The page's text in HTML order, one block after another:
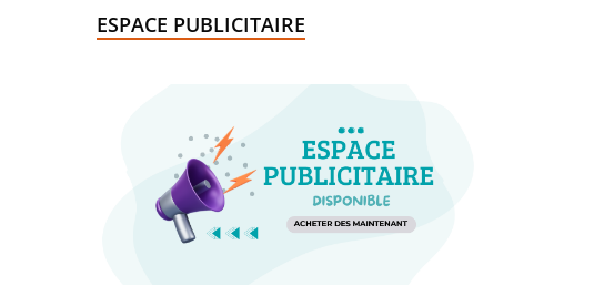
ESPACE PUBLICITAIRE